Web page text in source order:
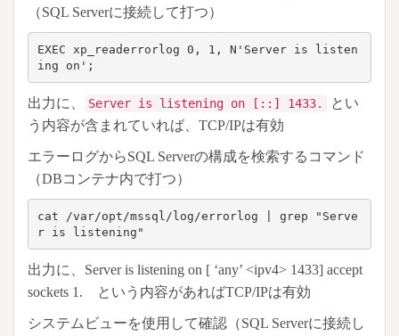
（SQL Serverに接続して打つ）
EXEC xp_readerrorlog 0, 1, N'Server is listen
ing on';
出力に、 Server is listening on [::] 1433.
とい
う内容が含まれていれば、TCP/IPは有効
エラーログからSQL Serverの構成を検索するコマンド
（DBコンテナ内で打つ）
cat /var/opt/mssql/log/errorlog | grep "Serve
r is listening"
出力に、Server is listening on [ ‘any’ <ipv4> 1433] accept
sockets 1. という内容があればTCP/IPは有効
システムビューを使用して確認（SQL Serverに接続し